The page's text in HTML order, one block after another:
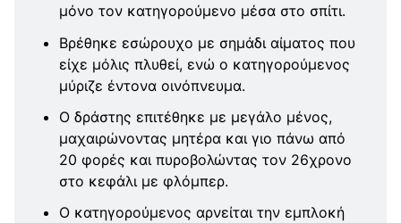
μόνο τον κατηγορούμενο μέσα στο σπίτι.
Βρέθηκε εσώρουχο με σημάδι αίματος που
είχε μόλις πλυθεί, ενώ ο κατηγορούμενος
μύριζε έντονα οινόπνευμα.
Ο δράστης επιτέθηκε με μεγάλο μένος,
μαχαιρώνοντας μητέρα και γιο πάνω από
20 φορές και πυροβολώντας τον 26χρονο
στο κεφάλι με φλόμπερ.
Ο κατηγορούμενος αρνείται την εμπλοκή